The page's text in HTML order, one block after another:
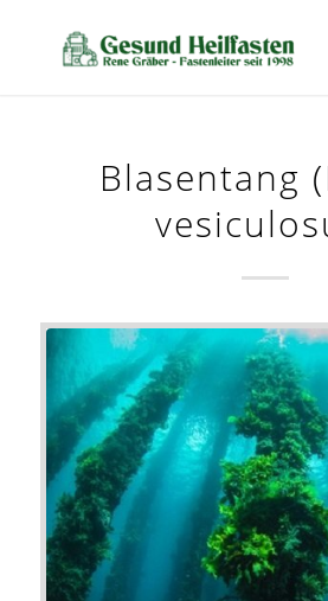
Blasentang